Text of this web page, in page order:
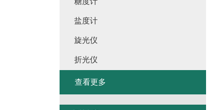
盐度计
旋光仪
折光仪
查看更多